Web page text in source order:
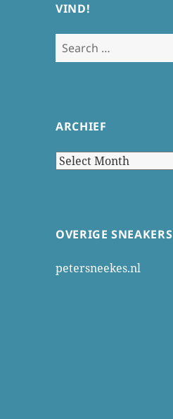
VIND!
Search
for:
ARCHIEF
Archief
OVERIGE SNEAKERS
petersneekes.nl